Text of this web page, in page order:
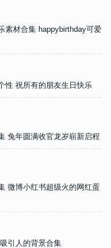
素材合集 happybirthday可爱
性 祝所有的朋友生日快乐
兔年圆满收官龙岁崭新启程
微博小红书超级火的网红蛋
引人的背景合集